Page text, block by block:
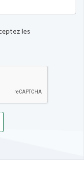
les